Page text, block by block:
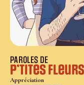
PAROLES DE
P’tites
Appréciation